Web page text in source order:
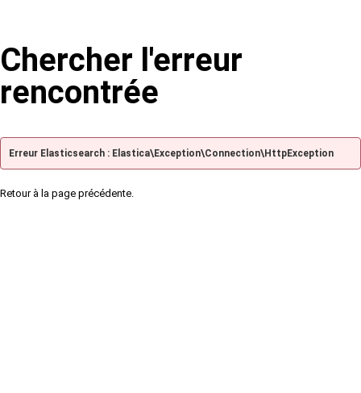
Chercher l'erreur
rencontrée
Erreur Elasticsearch : Elastica\Exception\Connection\HttpException
Retour à la page précédente.